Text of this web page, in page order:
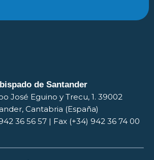
de Santander
José Eguino y Trecu, 1. 39002
Cantabria (España)
36 56 57 | Fax (+34) 942 36 74 00